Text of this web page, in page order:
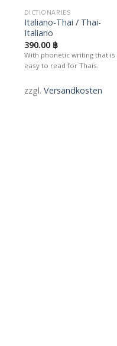
Auf die
Wunschliste
DICTIONARIES
Italiano-Thai / Thai-
Italiano
390.00 ฿
With phonetic writing that is
easy to read for Thais.
zzgl. Versandkosten